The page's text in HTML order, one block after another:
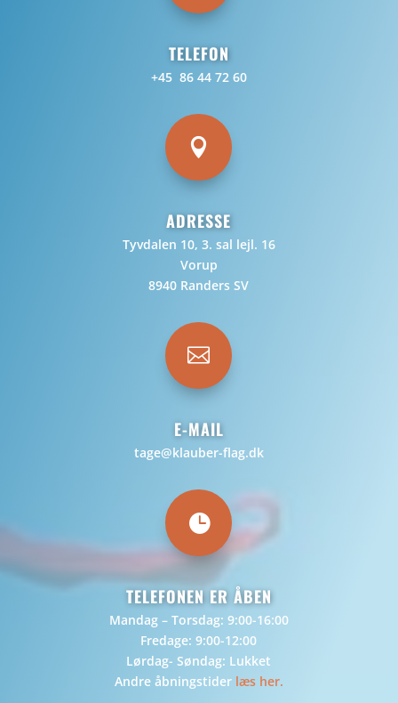
TELEFON
+45 86 44 72 60

ADRESSE
Tyvdalen 10, 3. sal lejl. 16
Vorup
8940 Randers SV

E-MAIL
tage@klauber-flag.dk

TELEFONEN ER ÅBEN
Mandag – Torsdag: 9:00-16:00
Fredage: 9:00-12:00
Lørdag- Søndag: Lukket
Andre åbningstider læs her.